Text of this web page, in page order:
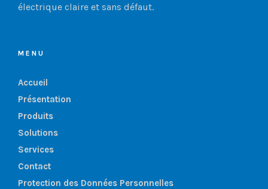
électrique claire et sans défaut.
MENU
Accueil
Présentation
Produits
Solutions
Services
Contact
Protection des Données Personnelles